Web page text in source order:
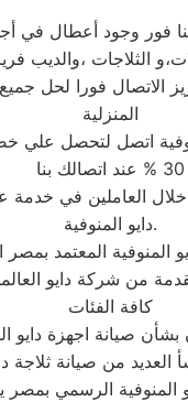
فور وجود أعطال في
الثلاجات ،والديب
الاتصال فورا لحل
المنزلية
اتصل لتحصل
30 % عند اتصالك بنا
العاملين في خدمة
دايو المنوفية.
المنوفية المعتمد
من شركة دايو
كافة الفئات
بشأن صيانة اجهزة دايو
العديد من صيانة ثلاجة
المنوفية الرسمي